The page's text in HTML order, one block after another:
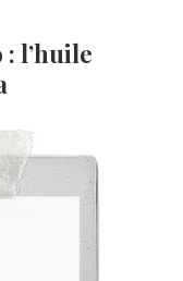
: l’huile